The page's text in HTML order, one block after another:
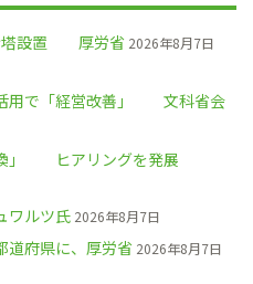
塔設置 厚労省 2026年8月7日
用で「経営改善」 文科省会
換」 ヒアリングを発展
ルツ氏 2026年8月7日
府県に、厚労省 2026年8月7日